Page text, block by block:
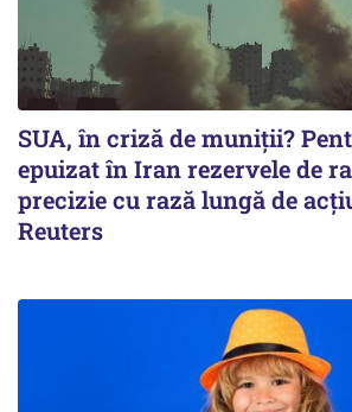
SUA, în criză de muniții?
epuizat în Iran rezervele de
precizie cu rază lungă de
Reuters